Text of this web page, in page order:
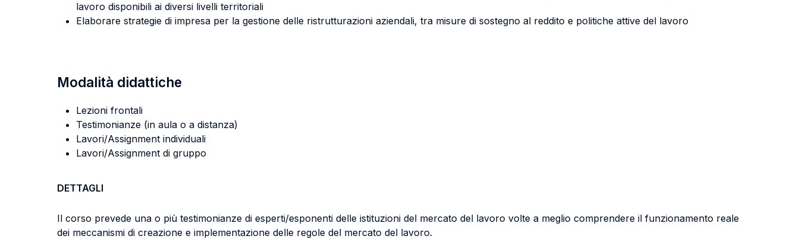
lavoro disponibili ai diversi livelli territoriali
Elaborare strategie di impresa per la gestione delle ristrutturazioni aziendali, tra misure di sostegno al reddito e politiche attive del lavoro
Modalità didattiche
Lezioni frontali
Testimonianze (in aula o a distanza)
Lavori/Assignment individuali
Lavori/Assignment di gruppo
DETTAGLI
Il corso prevede una o più testimonianze di esperti/esponenti delle istituzioni del mercato del lavoro volte a meglio comprendere il funzionamento reale
dei meccanismi di creazione e implementazione delle regole del mercato del lavoro.